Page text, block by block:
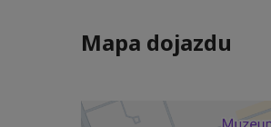
Mapa dojazdu